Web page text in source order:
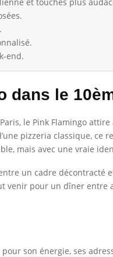
end.
dans le
le Pink Flamingo
pizzeria classique,
mais avec une vraie
un cadre
venir pour un dîner
son énergie, ses